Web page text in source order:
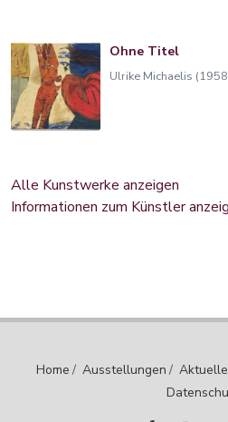
Ohne Titel
Ulrike Michaelis
Alle Kunstwerke anzeigen
Informationen zum Künstler
Home / Ausstellungen /